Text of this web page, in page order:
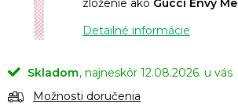
zloženie ako Gucci Envy Me
Detailné informácie
Skladom
12.08.2026.
Možnosti doručenia